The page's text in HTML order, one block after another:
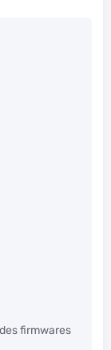
firmwares